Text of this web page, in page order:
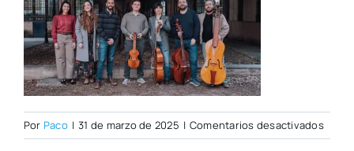
Por Paco | 31 de marzo de 2025 | Comentarios desactivadosen